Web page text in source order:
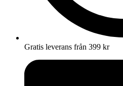
Gratis leverans från 399 kr